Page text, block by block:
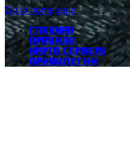
Go to homepage
Главная
Правила
Карта сервера
Привилегии